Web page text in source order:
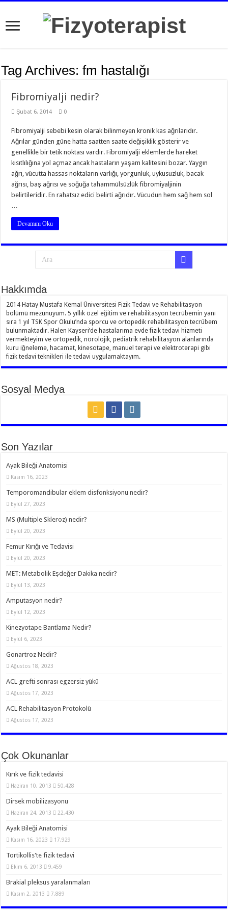
Tag Archives:fm hastalığı
Fibromiyalji nedir?
Şubat 6, 2014 0
Fibromiyalji sebebi kesin olarak bilinmeyen kronik kas ağrılarıdır.
Ağrılar günden güne hatta saatten saate değişiklik gösterir ve
genellikle bir tetik noktası vardır. Fibromiyalji eklemlerde hareket
kısıtlılığına yol açmaz ancak hastaların yaşam kalitesini bozar. Yaygın
ağrı, vücutta hassas noktaların varlığı, yorgunluk, uykusuzluk, bacak
ağrısı, baş ağrısı ve soğuğa tahammülsüzlük fibromiyaljinin
belirtileridir. En rahatsız edici belirti ağrıdır. Vücudun hem sağ hem sol
…
Devamını Oku
Hakkımda
2014 Hatay Mustafa Kemal Üniversitesi Fizik Tedavi ve Rehabilitasyon
bölümü mezunuyum. 5 yıllık özel eğitim ve rehabilitasyon tecrübemin yanı
sıra 1 yıl TSK Spor Okulu’nda sporcu ve ortopedik rehabilitasyon tecrübem
bulunmaktadır. Halen Kayseri’de hastalarıma evde fizik tedavi hizmeti
vermekteyim ve ortopedik, nörolojik, pediatrik rehabilitasyon alanlarında
kuru iğneleme, hacamat, kinesotape, manuel terapi ve elektroterapi gibi
fizik tedavi teknikleri ile tedavi uygulamaktayım.
Sosyal Medya
Son Yazılar
Ayak Bileği Anatomisi
Kasım 16, 2023
Temporomandibular eklem disfonksiyonu nedir?
Eylül 27, 2023
MS (Multiple Skleroz) nedir?
Eylül 20, 2023
Femur Kırığı ve Tedavisi
Eylül 20, 2023
MET: Metabolik Eşdeğer Dakika nedir?
Eylül 13, 2023
Amputasyon nedir?
Eylül 12, 2023
Kinezyotape Bantlama Nedir?
Eylül 6, 2023
Gonartroz Nedir?
Ağustos 18, 2023
ACL grefti sonrası egzersiz yükü
Ağustos 17, 2023
ACL Rehabilitasyon Protokolü
Ağustos 17, 2023
Çok Okunanlar
Kırık ve fizik tedavisi
Haziran 10, 2013 50,428
Dirsek mobilizasyonu
Haziran 24, 2013 22,430
Ayak Bileği Anatomisi
Kasım 16, 2023 17,929
Tortikollis'te fizik tedavi
Ekim 6, 2013 9,459
Brakial pleksus yaralanmaları
Kasım 2, 2013 7,889